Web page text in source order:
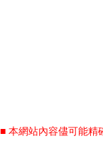
■ 本網站內容儘可能精